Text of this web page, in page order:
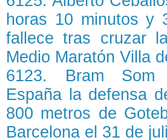
horas 10 minutos y
fallece tras cruzar
Medio Maratón Villa
6123. Bram Som
España la defensa
800 metros de
Barcelona el 31 de